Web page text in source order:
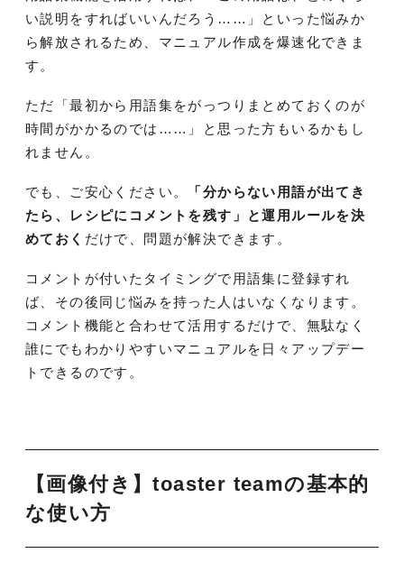
い説明をすればいいんだろう……」といった悩みか
ら解放されるため、マニュアル作成を爆速化できま
す。
ただ「最初から用語集をがっつりまとめておくのが
時間がかかるのでは……」と思った方もいるかもし
れません。
でも、ご安心ください。
「分からない用語が出てき
たら、レシピにコメントを残す」と運用ルールを決
めておく だけで、問題が解決できます。
コメントが付いたタイミングで用語集に登録すれ
ば、その後同じ悩みを持った人はいなくなります。
コメント機能と合わせて活用するだけで、無駄なく
誰にでもわかりやすいマニュアルを日々アップデー
トできるのです。
【画像付き】toaster teamの基本的
な使い方